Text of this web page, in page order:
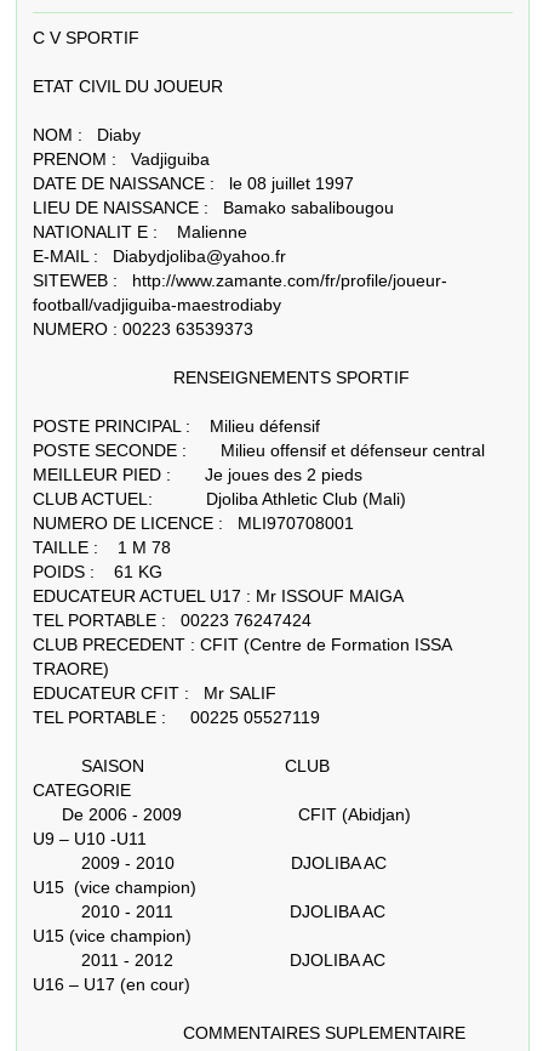
C V SPORTIF
ETAT CIVIL DU JOUEUR
NOM :   Diaby
PRENOM :   Vadjiguiba
DATE DE NAISSANCE :   le 08 juillet 1997
LIEU DE NAISSANCE :   Bamako sabalibougou
NATIONALIT E :    Malienne
E-MAIL :   Diabydjoliba@yahoo.fr
SITEWEB :   http://www.zamante.com/fr/profile/joueur-
football/vadjiguiba-maestrodiaby
NUMERO : 00223 63539373
POSTE PRINCIPAL :    Milieu défensif
POSTE SECONDE :       Milieu offensif et défenseur central
MEILLEUR PIED :       Je joues des 2 pieds
CLUB ACTUEL:           Djoliba Athletic Club (Mali)
NUMERO DE LICENCE :   MLI970708001
TAILLE :    1 M 78
POIDS :    61 KG
EDUCATEUR ACTUEL U17 : Mr ISSOUF MAIGA
TEL PORTABLE :   00223 76247424
CLUB PRECEDENT : CFIT (Centre de Formation ISSA
TRAORE)
EDUCATEUR CFIT :   Mr SALIF
TEL PORTABLE :     00225 05527119
          SAISON                             CLUB
CATEGORIE
U9 – U10 -U11
U15  (vice champion)
U15 (vice champion)
U16 – U17 (en cour)
                               COMMENTAIRES SUPLEMENTAIRE